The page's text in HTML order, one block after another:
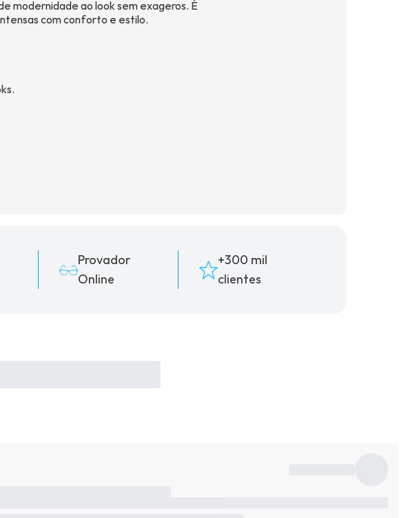
modernidade ao look sem exageros. É
com conforto e estilo.
Provador
Online
+300 mil
clientes